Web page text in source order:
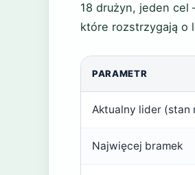
18 drużyn, jeden cel
które rozstrzygają o
PARAMETR
Aktualny lider (stan
Najwięcej bramek